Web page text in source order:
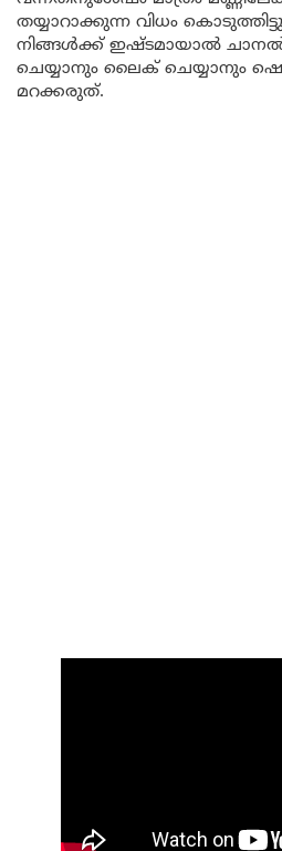
തയ്യാറാക്കുന്ന വിധം
നിങ്ങൾക്ക് ഇഷ്ടമായാൽ
ചെയ്യാനും ലൈക് ചെയ്യാനും
മറക്കരുത്.